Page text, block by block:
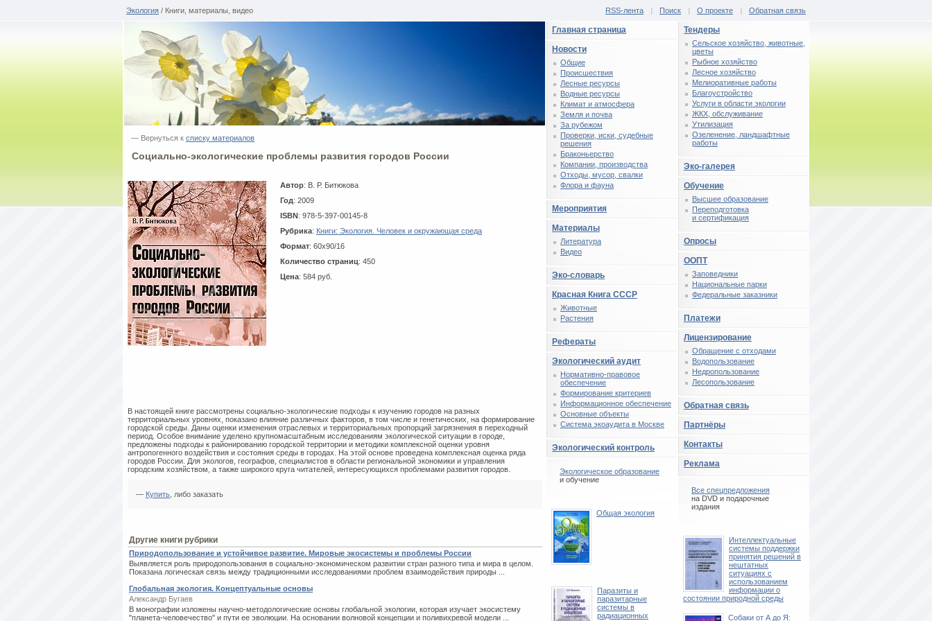
Экология / Книги, материалы, видео RSS-лента | Поиск | О проекте | Обратная связь
— Вернуться к списку материалов
Социально-экологические проблемы развития городов России
Автор: В. Р. Битюкова
Год: 2009
ISBN: 978-5-397-00145-8
Рубрика: Книги: Экология. Человек и окружающая среда
Формат: 60x90/16
Количество страниц: 450
Цена: 584 руб.
В настоящей книге рассмотрены социально-экологические подходы к изучению городов на разных
территориальных уровнях, показано влияние различных факторов, в том числе и генетических, на формирование
городской среды. Даны оценки изменения отраслевых и территориальных пропорций загрязнения в переходный
период. Особое внимание уделено крупномасштабным исследованиям экологической ситуации в городе,
предложены подходы к районированию городской территории и методики комплексной оценки уровня
антропогенного воздействия и состояния среды в городах. На этой основе проведена комплексная оценка ряда
городов России. Для экологов, географов, специалистов в области региональной экономики и управления
городским хозяйством, а также широкого круга читателей, интересующихся проблемами развития городов.
— Купить , либо заказать
Другие книги рубрики
Природопользование и устойчивое развитие. Мировые экосистемы и проблемы России
Выявляется роль природопользования в социально-экономическом развитии стран разного типа и мира в целом.
Показана логическая связь между традиционными исследованиями проблем взаимодействия природы ...
Глобальная экология. Концептуальные основы
Александр Бугаев
В монографии изложены научно-методологические основы глобальной экологии, которая изучает экосистему
"планета-человечество" и пути ее эволюции. На основании волновой концепции и поливихревой модели ...
Тендеры
Сельское хозяйство, животные,
цветы
Рыбное хозяйство
Лесное хозяйство
Мелиоративные работы
Благоустройство
Услуги в области экологии
ЖКХ, обслуживание
Утилизация
Озеленение, ландшафтные
работы
Эко-галерея
Обучение
Высшее образование
Переподготовка
и сертификация
Опросы
ООПТ
Заповедники
Национальные парки
Федеральные заказники
Платежи
Лицензирование
Обращение с отходами
Водопользование
Недропользование
Лесопользование
Обратная связь
Партнёры
Контакты
Реклама
Все спецпредложения
на DVD и подарочные
издания
Интеллектуальные
системы поддержки
принятия решений в
нештатных
ситуациях с
использованием
информации о
состоянии природной среды
Собаки от А до Я:
Главная страница
Новости
Общие
Происшествия
Лесные ресурсы
Водные ресурсы
Климат и атмосфера
Земля и почва
За рубежом
Проверки, иски, судебные
решения
Браконьерство
Компании, производства
Отходы, мусор, свалки
Флора и фауна
Мероприятия
Материалы
Литература
Видео
Эко-словарь
Красная Книга СССР
Животные
Растения
Рефераты
Экологический аудит
Нормативно-правовое
обеспечение
Формирование критериев
Информационное обеспечение
Основные объекты
Система экоаудита в Москве
Экологический контроль
Экологическое образование
и обучение
Общая экология
Паразиты и
паразитарные
системы в
радиационных